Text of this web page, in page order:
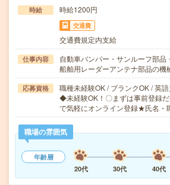
時給 時給1200円
交通費
交通費規定内支給
仕事内容
自動車バンパー・サンルーフ部品
船舶用レーダーアンテナ部品の
応募資格
職種未経験OK / ブランクOK / 英
◆未経験OK！〇まずは事前登録
で気軽にオンライン登録★氏名・
職場の雰囲気
年齢層
20代
30代 40代